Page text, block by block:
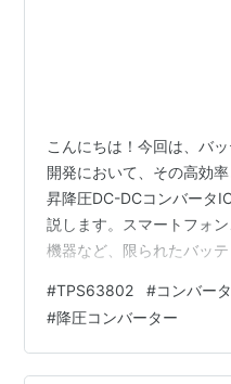
こんにちは！今回は、バ
開発において、その高効
昇降圧DC-DCコンバータ
説します。スマートフォ
機器など、限られたバッ
ペック、特徴、豊富なア
計時の重要なポイントま
TPS63802がポータブル
#TPS63802 #コンバー
#降圧コンバーター